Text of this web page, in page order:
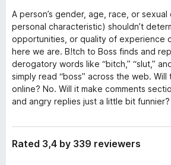
A person’s gender, age, race, or
personal characteristic) shouldn’t
opportunities, or quality of experience
here we are. B!tch to Boss finds and
derogatory words like “bitch,” “slut,”
simply read “boss” across the web. Will
online? No. Will it make comments
and angry replies just a little bit
Rated 3,4 by 339 reviewers